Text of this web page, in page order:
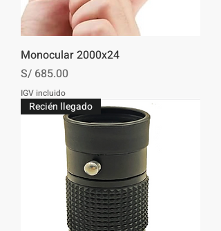
Monocular 2000x24
Precio
S/ 685.00
IGV incluido
Recién llegado